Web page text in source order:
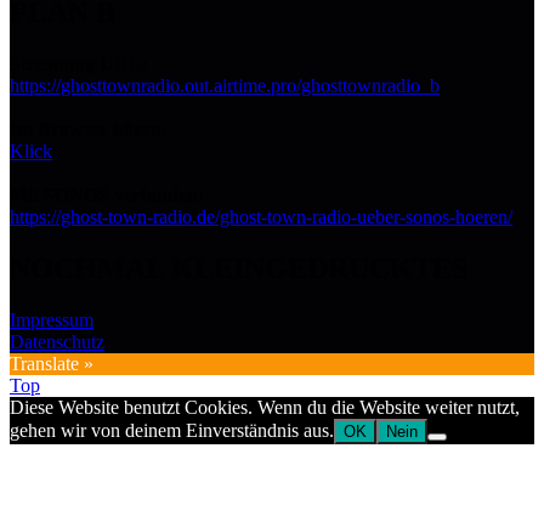
https://ghosttownradio.out.airtime.pro/ghosttownradio_b
Klick
https://ghost-town-radio.de/ghost-town-radio-ueber-sonos-hoeren/
Impressum
Datenschutz
Translate »
Top
Diese Website benutzt Cookies. Wenn du die Website weiter nutzt,
gehen wir von deinem Einverständnis aus. OK Nein